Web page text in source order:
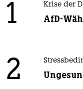
1 Krise der
AfD-
2